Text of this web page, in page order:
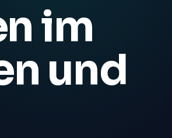
im
und